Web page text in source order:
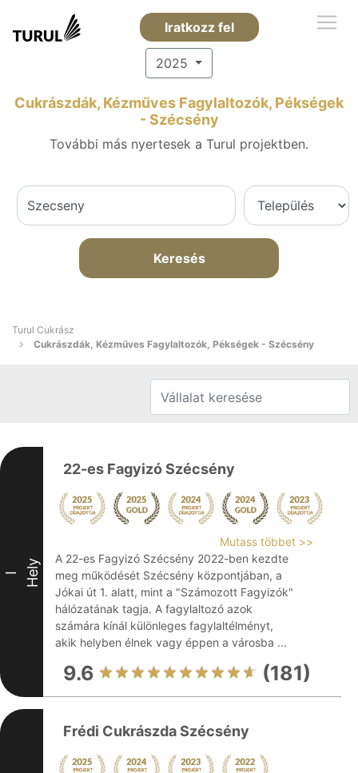
Iratkozz fel
2025
Cukrászdák, Kézműves Fagylaltozók, Pékségek
- Szécsény
További más nyertesek a Turul projektben.
Keresés
Turul Cukrász
Cukrászdák, Kézműves Fagylaltozók, Pékségek - Szécsény
I Hely
22-es Fagyizó Szécsény
Mutass többet >>
A 22-es Fagyizó Szécsény 2022-ben kezdte
meg működését Szécsény központjában, a
Jókai út 1. alatt, mint a "Számozott Fagyizók"
hálózatának tagja. A fagylaltozó azok
számára kínál különleges fagylaltélményt,
akik helyben élnek vagy éppen a városba ...
9.6 (181)
Frédi Cukrászda Szécsény